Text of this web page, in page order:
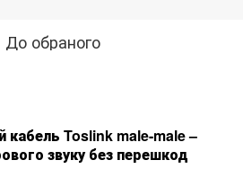
До обраного
кабель Toslink male-male –
звуку без перешкод